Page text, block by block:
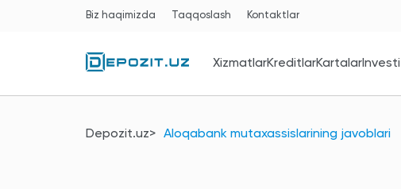
Biz haqimizda Taqqoslash Kontaktlar
XizmatlarKreditlarKartalar
Depozit.uz Aloqabank mutaxassislarining javoblari